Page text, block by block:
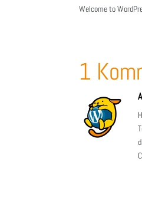
Welcome to
1